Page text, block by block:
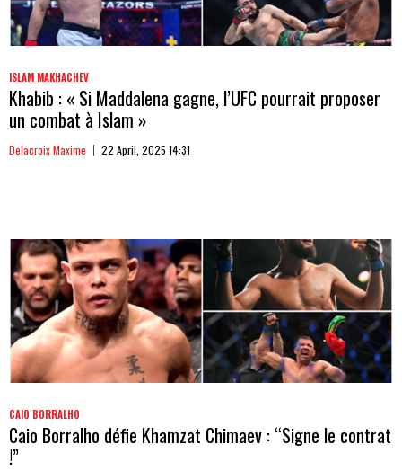
ISLAM MAKHACHEV
Khabib : « Si Maddalena gagne, l’UFC pourrait proposer
un combat à Islam »
Delacroix Maxime 22 April, 2025 14:31
CAIO BORRALHO
Caio Borralho défie Khamzat Chimaev : “Signe le contrat
!”